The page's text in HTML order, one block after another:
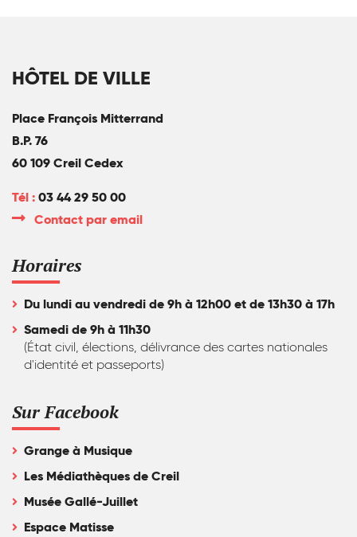
HÔTEL DE VILLE
Place François Mitterrand
B.P. 76
60 109 Creil Cedex
Tél :03 44 29 50 00
Contact par email
Horaires
Du lundi au vendredi de 9h à 12h00 et de 13h30 à 17h
Samedi de 9h à 11h30
(État civil, élections, délivrance des cartes nationales
d'identité et passeports)
Sur Facebook
Grange à Musique
Les Médiathèques de Creil
Musée Gallé-Juillet
Espace Matisse